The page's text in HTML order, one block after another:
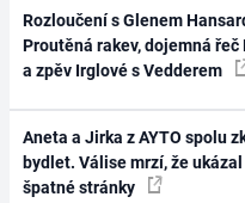
Rozloučení s Glenem
Proutěná rakev, dojemná řeč
a zpěv Irglové s Vedderem
Aneta a Jirka z AYTO spolu
bydlet. Válise mrzí, že ukázal
špatné stránky